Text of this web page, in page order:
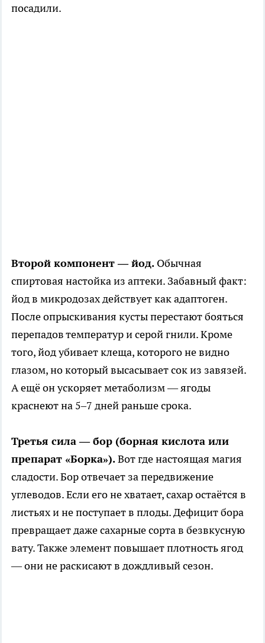
посадили.
Второй компонент — йод. Обычная
спиртовая настойка из аптеки. Забавный факт:
йод в микродозах действует как адаптоген.
После опрыскивания кусты перестают бояться
перепадов температур и серой гнили. Кроме
того, йод убивает клеща, которого не видно
глазом, но который высасывает сок из завязей.
А ещё он ускоряет метаболизм — ягоды
краснеют на 5–7 дней раньше срока.
Третья сила — бор (борная кислота или
препарат «Борка»).Вот где настоящая магия
сладости. Бор отвечает за передвижение
углеводов. Если его не хватает, сахар остаётся в
листьях и не поступает в плоды. Дефицит бора
превращает даже сахарные сорта в безвкусную
вату. Также элемент повышает плотность ягод
— они не раскисают в дождливый сезон.